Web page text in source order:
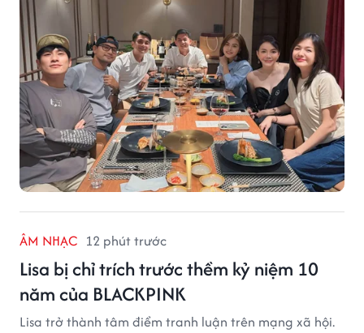
ÂM NHẠC 12 phút trước
Lisa bị chỉ trích trước thềm kỷ niệm 10
năm của BLACKPINK
Lisa trở thành tâm điểm tranh luận trên mạng xã hội.